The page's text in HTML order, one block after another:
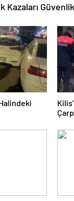
Kazaları